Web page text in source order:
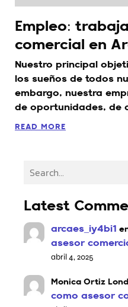
Latest
arcaes_iy4bi1
asesor
abril 4, 2025
Monica Ortiz
como asesor
Empleo:
comercial en
Nuestro principal
los sueños de todos
embargo, nuestra
de oportunidades, de
READ MORE